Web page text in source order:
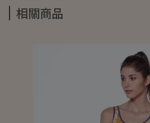
相關商品